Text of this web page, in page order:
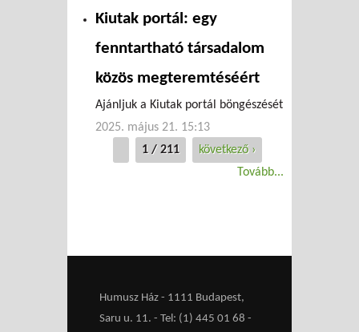
Kiutak portál: egy
fenntartható társadalom
közös megteremtéséért
Ajánljuk a Kiutak portál böngészését
2025. május 21. 15:13
1 / 211
következő ›
Tovább...
Humusz Ház - 1111 Budapest,
Saru u. 11. - Tel: (1) 445 01 68 -